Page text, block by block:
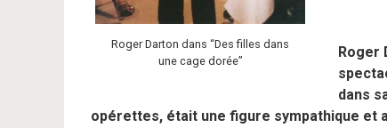
Roger Darton dans “Des filles dans
une cage dorée”
Roger
dans
opérettes, était une figure sympathique et